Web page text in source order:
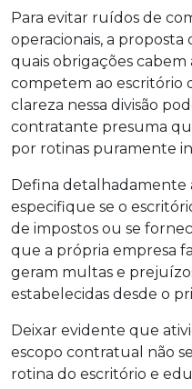
Para evitar ruídos de
operacionais, a
quais obrigações cabem
competem ao escritório
clareza nessa divisão
contratante presuma
por rotinas puramente
Defina detalhadamente
especifique se o
de impostos ou se
que a própria empresa
geram multas e
estabelecidas desde o
Deixar evidente que
escopo contratual não
rotina do escritório e